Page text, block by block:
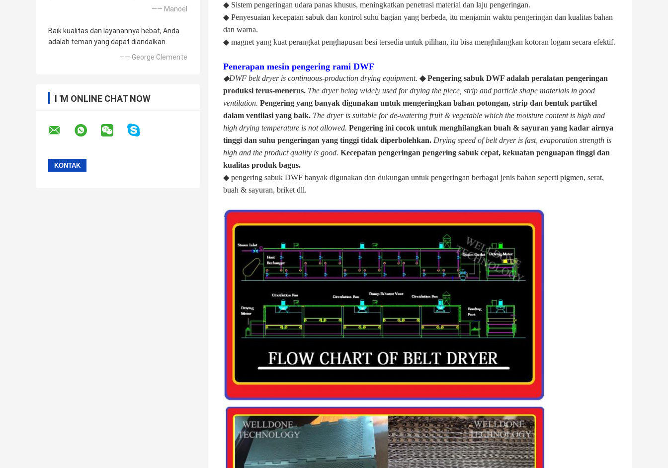
—— Manoel
Baik kualitas dan layanannya hebat, Anda
adalah teman yang dapat diandalkan.
—— George Clemente
I 'M ONLINE CHAT NOW
◆ Sistem pengeringan udara panas khusus, meningkatkan penetrasi material dan laju pengeringan.
◆ Penyesuaian kecepatan sabuk dan kontrol suhu bagian yang berbeda, itu menjamin waktu pengeringan dan kualitas bahan
dan warna.
◆ magnet yang kuat perangkat penghapusan besi tersedia untuk pilihan, itu bisa menghilangkan kotoran logam secara efektif.
Penerapan mesin pengering rami DWF
◆DWF belt dryer is continuous-production drying equipment. ◆ Pengering sabuk DWF adalah peralatan pengeringan
produksi terus-menerus. The dryer being widely used for drying the piece, strip and particle shape materials in good
ventilation. Pengering yang banyak digunakan untuk mengeringkan bahan potongan, strip dan bentuk partikel
dalam ventilasi yang baik. The dryer is suitable for de-watering fruit & vegetable which the moisture content is high and
high drying temperature is not allowed. Pengering ini cocok untuk menghilangkan buah & sayuran yang kadar airnya
tinggi dan suhu pengeringan yang tinggi tidak diperbolehkan. Drying speed of belt dryer is fast, evaporation strength is
high and the product quality is good. Kecepatan pengeringan pengering sabuk cepat, kekuatan penguapan tinggi dan
kualitas produk bagus.
◆ pengering sabuk DWF banyak digunakan dan dukungan untuk pengeringan berbagai jenis bahan seperti pigmen, serat,
buah & sayuran, briket dll.